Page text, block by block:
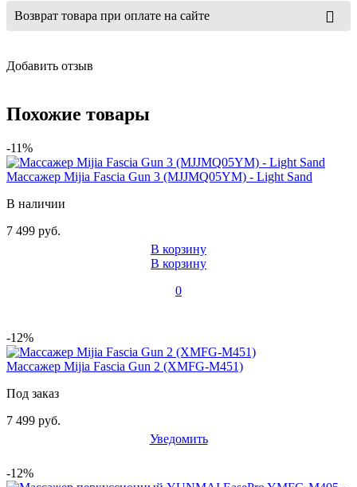
Возврат товара при оплате на сайте
Добавить отзыв
Похожие товары
-11%
Массажер Mijia Fascia Gun 3 (MJJMQ05YM) - Light Sand
В наличии
7 499 руб.
В корзину
В корзину
0
-12%
Массажер Mijia Fascia Gun 2 (XMFG-M451)
Под заказ
7 499 руб.
Уведомить
-12%